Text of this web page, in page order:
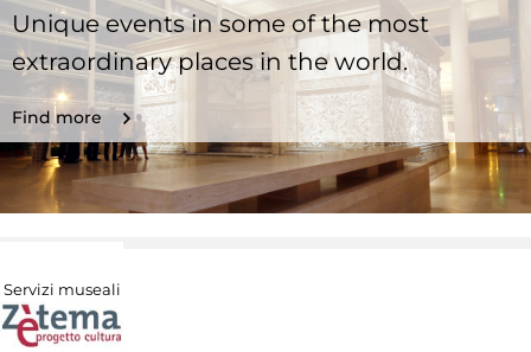
Unique events in some of the most
extraordinary places in the world.
Find more
Servizi museali